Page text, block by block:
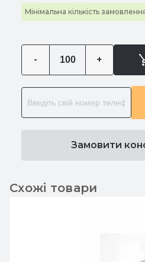
Мінімальна кількість
- +
Замовити
Схожі товари